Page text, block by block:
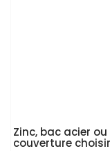
Zinc, bac acier
couverture